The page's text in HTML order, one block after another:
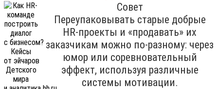
Совет
Переупаковывать старые добрые
HR-проекты и «продавать» их
заказчикам можно по-разному: через
юмор или соревновательный
эффект, используя различные
системы мотивации.